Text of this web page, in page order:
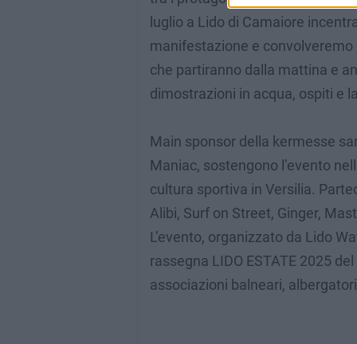
luglio a Lido di Camaiore
manifestazione e
che partiranno dalla mattina e
dimostrazioni in acqua, ospiti e
Main sponsor della kermesse
Maniac, sostengono l’evento
cultura sportiva in Versilia.
Alibi, Surf on Street, Ginger,
L’evento, organizzato da Lido
rassegna LIDO ESTATE 2025
associazioni balneari,